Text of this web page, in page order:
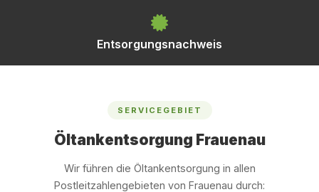
Entsorgungsnachweis
SERVICEGEBIET
Öltankentsorgung Frauenau
Wir führen die Öltankentsorgung in allen
Postleitzahlengebieten von Frauenau durch: